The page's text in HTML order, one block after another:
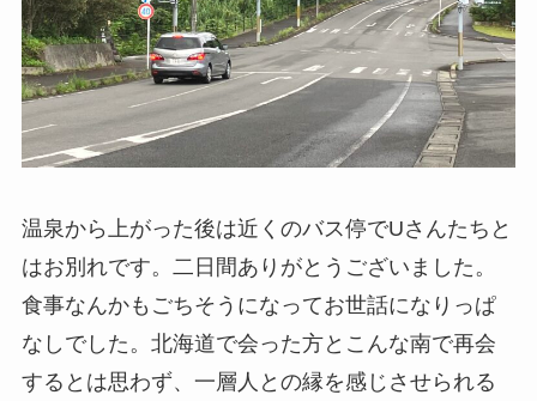
温泉から上がった後は近くのバス停でUさんたちと
はお別れです。二日間ありがとうございました。
食事なんかもごちそうになってお世話になりっぱ
なしでした。北海道で会った方とこんな南で再会
するとは思わず、一層人との縁を感じさせられる